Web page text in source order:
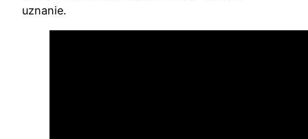
uznanie.